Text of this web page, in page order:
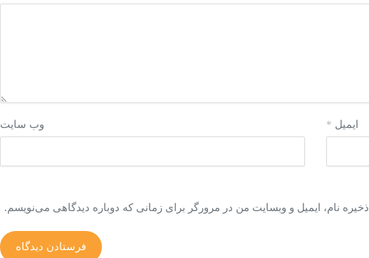
ایمیل * وب‌ سایت
ذخیره نام، ایمیل و وبسایت من در مرورگر برای زمانی که دوباره دیدگاهی می‌نویسم.